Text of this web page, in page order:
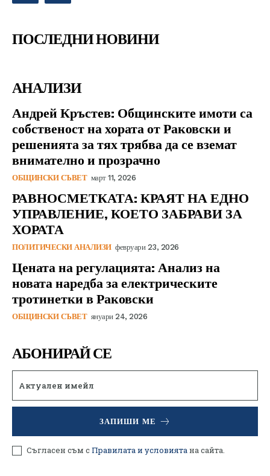
ПОСЛЕДНИ НОВИНИ
АНАЛИЗИ
Андрей Кръстев: Общинските имоти са
собственост на хората от Раковски и
решенията за тях трябва да се вземат
внимателно и прозрачно
ОБЩИНСКИ СЪВЕТ март 11, 2026
РАВНОСМЕТКАТА: КРАЯТ НА ЕДНО
УПРАВЛЕНИЕ, КОЕТО ЗАБРАВИ ЗА
ХОРАТА
ПОЛИТИЧЕСКИ АНАЛИЗИ февруари 23, 2026
Цената на регулацията: Анализ на
новата наредба за електрическите
тротинетки в Раковски
ОБЩИНСКИ СЪВЕТ януари 24, 2026
АБОНИРАЙ СЕ
ЗАПИШИ МЕ
Съгласен съм сПравилата и условията на сайта.